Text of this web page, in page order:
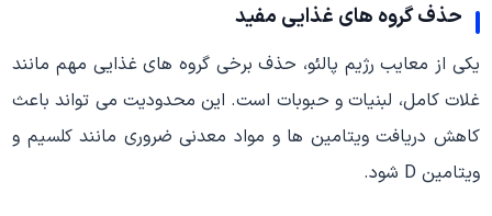
حذف گروه های غذایی مفید
یکی از معایب رژیم پالئو، حذف برخی گروه های غذایی مهم مانند
غلات کامل، لبنیات و حبوبات است. این محدودیت می تواند باعث
کاهش دریافت ویتامین ها و مواد معدنی ضروری مانند کلسیم و
ویتامین D شود.